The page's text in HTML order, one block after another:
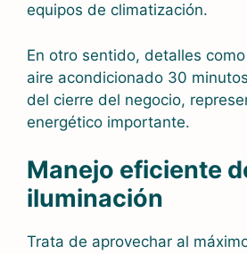
equipos de climatización.
En otro sentido, detalles
aire acondicionado 30
del cierre del negocio,
energético importante.
Manejo eficiente
iluminación
Trata de aprovechar al